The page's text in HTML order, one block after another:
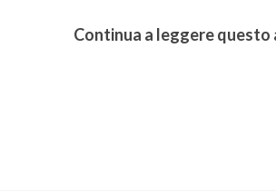
Continua a leggere